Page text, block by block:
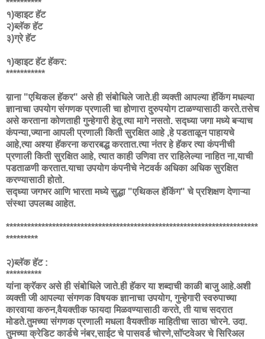
**********
१)व्हाइट हॅट
२)ब्लॅक हॅट
३)ग्रे हॅट
१)व्हाइट हॅट हॅकर:
***********
य़ाना "एथिकल हॅकर" असे ही संबोधिले जाते.ही व्यक्ती आपल्या हॅकिंग मधल्या
ज्ञानाचा उपयोग संगणक प्रणाली चा होणारा दुरुपयोग टाळण्यासाठी करते.तसेच
असे करताना कोणताही गुन्हेगारी हेतू त्या मागे नसतो. सद्ध्या जगा मध्ये बऱ्याच
कंपन्या,ज्याना आपली प्रणाली किती सुरक्षित आहे ,हे पडताळून पाहायचे
आहे,त्या अश्या हॅकरना करारबद्ध करतात.त्या नंतर हे हॅकर त्या कंपनीची
प्रणाली किती सुरक्षित आहे, त्यात काही उणिवा तर राहिलेल्या नाहित ना,याची
पडताळणी करतात.याचा उपयोग कंपनीचे नेटवर्क अधिका अधिक सुरक्षित
करण्यासाठी होतो.
सद्ध्या जगभर आणि भारता मध्ये सुद्धा "एथिकल हॅकिंग" चे प्रशिक्षण देणाऱ्या
संस्था उपलब्ध आहेत.
***********************************************************************
*********
२)ब्लॅक हॅट :
**********
यांना क्रॅकर असे ही संबोधिले जाते.ही हॅकर या शब्दाची काळी बाजु आहे.अशी
व्यक्ती जी आपल्या संगणक विषयक ज्ञानाचा उपयोग, गुन्हेगारी स्वरुपाच्या
कारवाया करुन,वैयक्तीक फायदा मिळवण्यासाठी करते, ती याच सदरात
मोडते.तुमच्या संगणक प्रणाली मधला वैयक्तीक माहितीचा साठा चोरने. उदा.
तुमच्या क्रेडिट कार्डचे नंबर,साईट चे पासवर्ड चोरणे,सॉप्टवेअर चे सिरिअल